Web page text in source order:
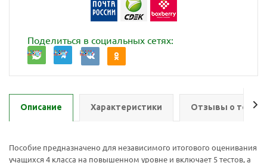
Поделиться в социальных сетях:
Описание Характеристики Отзывы о
Пособие предназначено для независимого итогового оценивания
учащихся 4 класса на повышенном уровне и включает 5 тестов, а